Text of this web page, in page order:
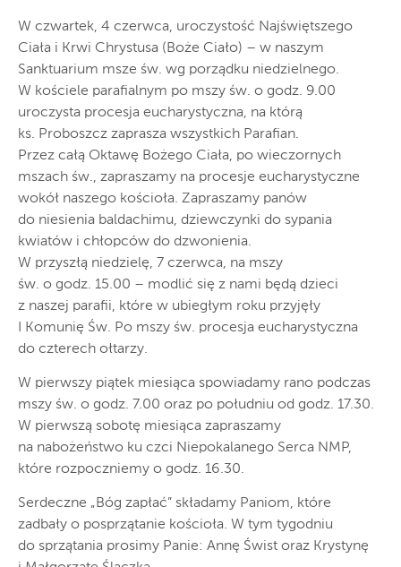
W czwartek, 4 czerwca, uroczystość Najświętszego
Ciała i Krwi Chrystusa (Boże Ciało) – w naszym
Sanktuarium msze św. wg porządku niedzielnego.
W kościele parafialnym po mszy św. o godz. 9.00
uroczysta procesja eucharystyczna, na którą
ks. Proboszcz zaprasza wszystkich Parafian.
Przez całą Oktawę Bożego Ciała, po wieczornych
mszach św., zapraszamy na procesje eucharystyczne
wokół naszego kościoła. Zapraszamy panów
do niesienia baldachimu, dziewczynki do sypania
kwiatów i chłopców do dzwonienia.
W przyszłą niedzielę, 7 czerwca, na mszy
św. o godz. 15.00 – modlić się z nami będą dzieci
z naszej parafii, które w ubiegłym roku przyjęły
I Komunię Św. Po mszy św. procesja eucharystyczna
do czterech ołtarzy.
W pierwszy piątek miesiąca spowiadamy rano podczas
mszy św. o godz. 7.00 oraz po południu od godz. 17.30.
W pierwszą sobotę miesiąca zapraszamy
na nabożeństwo ku czci Niepokalanego Serca NMP,
które rozpoczniemy o godz. 16.30.
Serdeczne „Bóg zapłać” składamy Paniom, które
zadbały o posprzątanie kościoła. W tym tygodniu
do sprzątania prosimy Panie: Annę Świst oraz Krystynę